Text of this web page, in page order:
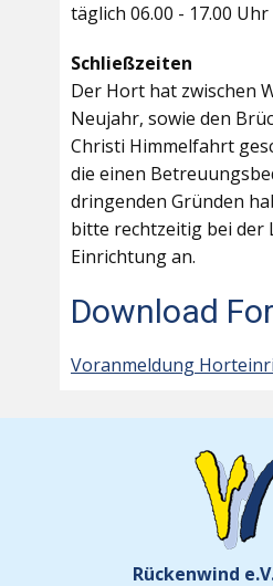
täglich 06.00 - 17.00 Uhr
Schließzeiten
Der Hort hat zwischen
Neujahr, sowie den
Christi Himmelfahrt
die einen
dringenden Gründen
bitte rechtzeitig bei der
Einrichtung an.
Download
Voranmeldung
Rückenwind